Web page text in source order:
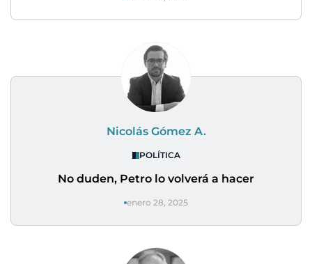
Nicolás Gómez A.
POLÍTICA
No duden, Petro lo volverá a hacer
enero 28, 2025